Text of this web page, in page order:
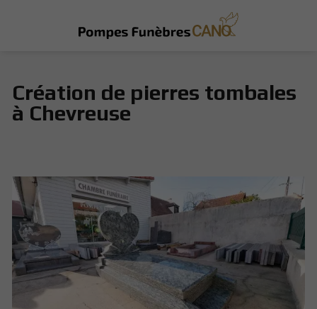
Création de pierres tombales
à Chevreuse